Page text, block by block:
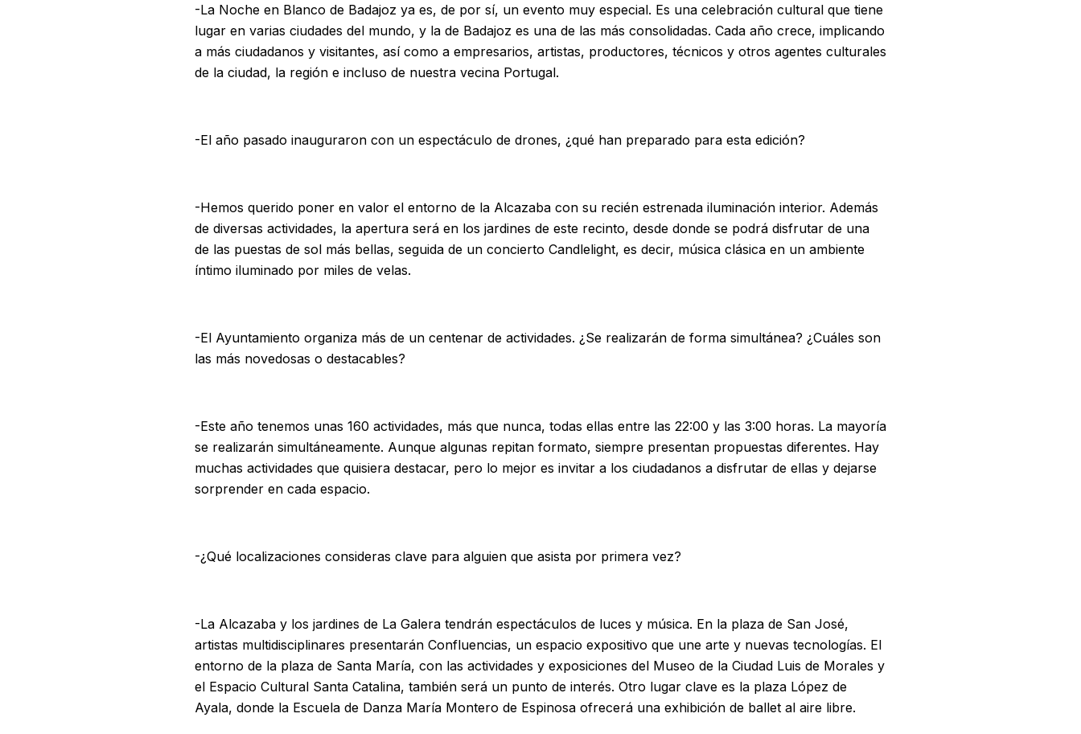
-La Noche en Blanco de Badajoz ya es, de por sí, un evento muy especial. Es una celebración cultural que tiene
lugar en varias ciudades del mundo, y la de Badajoz es una de las más consolidadas. Cada año crece, implicando
a más ciudadanos y visitantes, así como a empresarios, artistas, productores, técnicos y otros agentes culturales
de la ciudad, la región e incluso de nuestra vecina Portugal.
-El año pasado inauguraron con un espectáculo de drones, ¿qué han preparado para esta edición?
-Hemos querido poner en valor el entorno de la Alcazaba con su recién estrenada iluminación interior. Además
de diversas actividades, la apertura será en los jardines de este recinto, desde donde se podrá disfrutar de una
de las puestas de sol más bellas, seguida de un concierto Candlelight, es decir, música clásica en un ambiente
íntimo iluminado por miles de velas.
-El Ayuntamiento organiza más de un centenar de actividades. ¿Se realizarán de forma simultánea? ¿Cuáles son
las más novedosas o destacables?
-Este año tenemos unas 160 actividades, más que nunca, todas ellas entre las 22:00 y las 3:00 horas. La mayoría
se realizarán simultáneamente. Aunque algunas repitan formato, siempre presentan propuestas diferentes. Hay
muchas actividades que quisiera destacar, pero lo mejor es invitar a los ciudadanos a disfrutar de ellas y dejarse
sorprender en cada espacio.
-¿Qué localizaciones consideras clave para alguien que asista por primera vez?
-La Alcazaba y los jardines de La Galera tendrán espectáculos de luces y música. En la plaza de San José,
artistas multidisciplinares presentarán Confluencias, un espacio expositivo que une arte y nuevas tecnologías. El
entorno de la plaza de Santa María, con las actividades y exposiciones del Museo de la Ciudad Luis de Morales y
el Espacio Cultural Santa Catalina, también será un punto de interés. Otro lugar clave es la plaza López de
Ayala, donde la Escuela de Danza María Montero de Espinosa ofrecerá una exhibición de ballet al aire libre.